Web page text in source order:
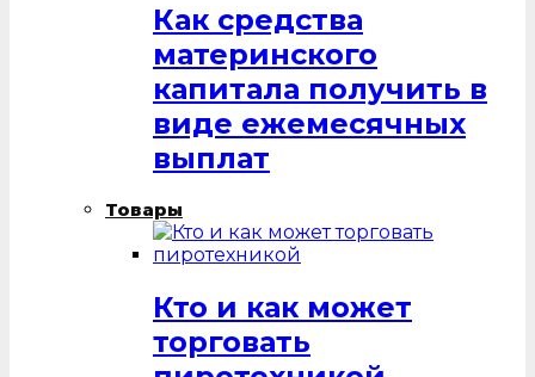
Как средства
материнского
капитала получить в
виде ежемесячных
выплат
Товары
Кто и как может
торговать